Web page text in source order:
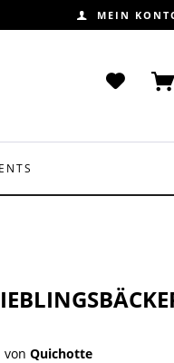
MEIN
von Quichotte